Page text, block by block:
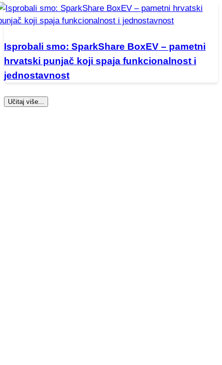
Isprobali smo: SparkShare BoxEV – pametni
hrvatski punjač koji spaja funkcionalnost i
jednostavnost
Učitaj više...